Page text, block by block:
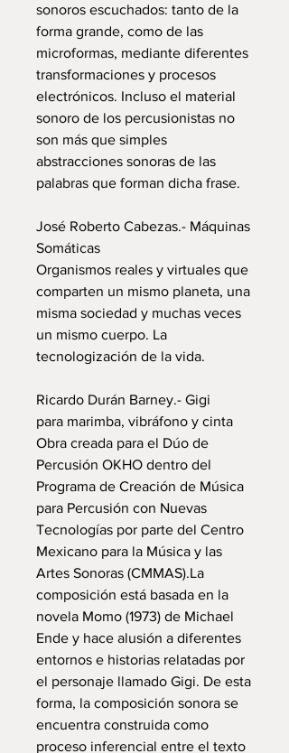
sonoros escuchados: tanto de la
forma grande, como de las
microformas, mediante diferentes
transformaciones y procesos
electrónicos. Incluso el material
sonoro de los percusionistas no
son más que simples
abstracciones sonoras de las
palabras que forman dicha frase.
José Roberto Cabezas.- Máquinas
Somáticas
Organismos reales y virtuales que
comparten un mismo planeta, una
misma sociedad y muchas veces
un mismo cuerpo. La
tecnologización de la vida.
Ricardo Durán Barney.- Gigi
para marimba, vibráfono y cinta
Obra creada para el Dúo de
Percusión OKHO dentro del
Programa de Creación de Música
para Percusión con Nuevas
Tecnologías por parte del Centro
Mexicano para la Música y las
Artes Sonoras (CMMAS).La
composición está basada en la
novela Momo (1973) de Michael
Ende y hace alusión a diferentes
entornos e historias relatadas por
el personaje llamado Gigi. De esta
forma, la composición sonora se
encuentra construida como
proceso inferencial entre el texto